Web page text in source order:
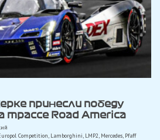
принесли победу
трассе Road America
Competition, Lamborghini, LMP2, Mercedes, Pfaff